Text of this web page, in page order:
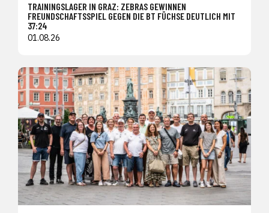
TRAININGSLAGER IN GRAZ: ZEBRAS GEWINNEN
FREUNDSCHAFTSSPIEL GEGEN DIE BT FÜCHSE DEUTLICH MIT
37:24
01.08.26